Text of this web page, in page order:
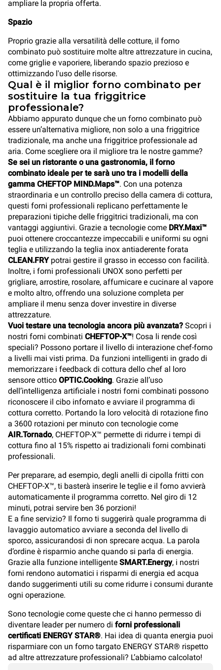
ampliare la propria offerta.
Spazio
Proprio grazie alla versatilità delle cotture, il forno
combinato può sostituire molte altre attrezzature in cucina,
come griglie e vaporiere, liberando spazio prezioso e
ottimizzando l'uso delle risorse.
Qual è il miglior forno combinato per
sostituire la tua friggitrice
professionale?
Abbiamo appurato dunque che un forno combinato può
essere un’alternativa migliore, non solo a una friggitrice
tradizionale, ma anche una friggitrice professionale ad
aria. Come scegliere ora il migliore tra le nostre gamme?
Se sei un ristorante o una gastronomia, il forno
combinato ideale per te sarà uno tra i modelli della
gamma CHEFTOP MIND.Maps™. Con una potenza
straordinaria e un controllo preciso della camera di cottura,
questi forni professionali replicano perfettamente le
preparazioni tipiche delle friggitrici tradizionali, ma con
vantaggi aggiuntivi. Grazie a tecnologie come DRY.Maxi™
puoi ottenere croccantezze impeccabili e uniformi su ogni
teglia e utilizzando la teglia inox antiaderente forata
CLEAN.FRY potrai gestire il grasso in eccesso con facilità.
Inoltre, i forni professionali UNOX sono perfetti per
grigliare, arrostire, rosolare, affumicare e cucinare al vapore
e molto altro, offrendo una soluzione completa per
ampliare il menu senza dover investire in diverse
attrezzature.
Vuoi testare una tecnologia ancora più avanzata? Scopri i
nostri forni combinati CHEFTOP-X™! Cosa li rende così
speciali? Possono portare il livello di interazione chef-forno
a livelli mai visti prima. Da funzioni intelligenti in grado di
memorizzare i feedback di cottura dello chef al loro
sensore ottico OPTIC.Cooking. Grazie all’uso
dell’intelligenza artificiale i nostri forni combinati possono
riconoscere il cibo infornato e avviare il programma di
cottura corretto. Portando la loro velocità di rotazione fino
a 3600 rotazioni per minuto con tecnologie come
AIR.Tornado, CHEFTOP-X™ permette di ridurre i tempi di
cottura fino al 15% rispetto ai tradizionali forni combinati
professionali.
Per preparare, ad esempio, degli anelli di cipolla fritti con
CHEFTOP-X™, ti basterà inserire le teglie e il forno avvierà
automaticamente il programma corretto. Nel giro di 12
minuti, potrai servire ben 36 porzioni!
E a fine servizio? Il forno ti suggerirà quale programma di
lavaggio automatico avviare a seconda del livello di
sporco, assicurandosi di non sprecare acqua. La parola
d’ordine è risparmio anche quando si parla di energia.
Grazie alla funzione intelligente SMART.Energy, i nostri
forni rendono automatici i risparmi di energia ed acqua
dando suggerimenti utili su come ridurre i consumi durante
ogni operazione.
Sono tecnologie come queste che ci hanno permesso di
diventare leader per numero di forni professionali
certificati ENERGY STAR®. Hai idea di quanta energia puoi
risparmiare con un forno targato ENERGY STAR® rispetto
ad altre attrezzature professionali? L’abbiamo calcolato!